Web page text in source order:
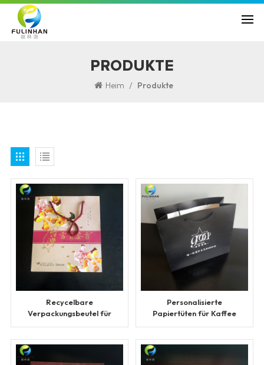
PRODUKTE
Heim / Produkte
Recycelbare
Verpackungsbeutel für
Personalisierte
Papiertüten für Kaffee